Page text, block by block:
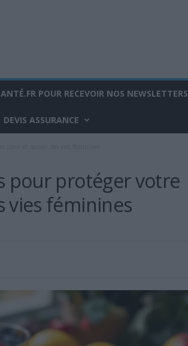
POUR RECEVOIR NOS NEWSLETTERS
DEVIS ASSURANCE
pour protéger votre
vies féminines